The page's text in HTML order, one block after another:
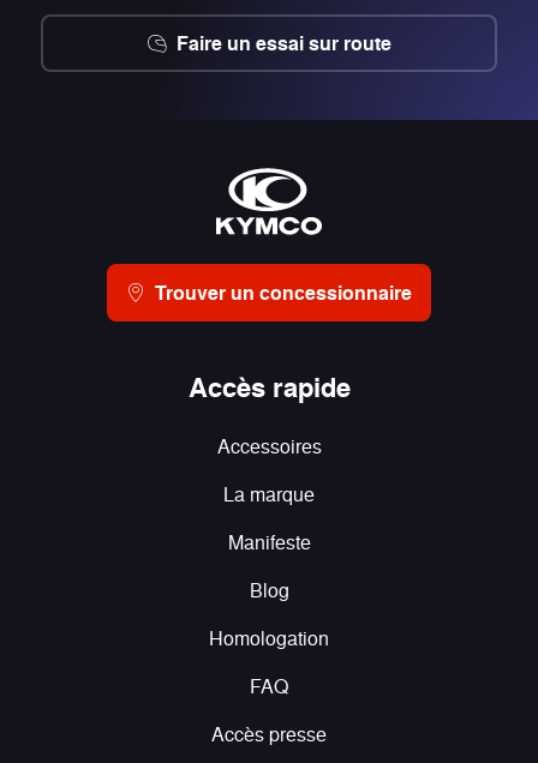
Faire un essai sur route
Trouver un concessionnaire
Accès rapide
Accessoires
La marque
Manifeste
Blog
Homologation
FAQ
Accès presse